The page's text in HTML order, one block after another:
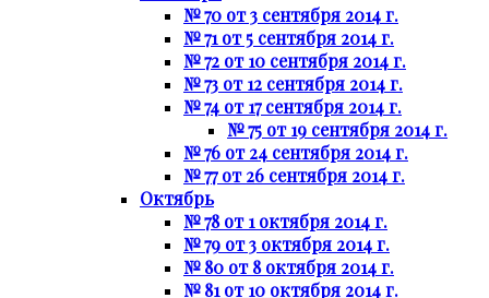
№ 70 от 3 сентября 2014 г.
№ 71 от 5 сентября 2014 г.
№ 72 от 10 сентября 2014 г.
№ 73 от 12 сентября 2014 г.
№ 74 от 17 сентября 2014 г.
№ 75 от 19 сентября 2014 г.
№ 76 от 24 сентября 2014 г.
№ 77 от 26 сентября 2014 г.
Октябрь
№ 78 от 1 октября 2014 г.
№ 79 от 3 октября 2014 г.
№ 80 от 8 октября 2014 г.
№ 81 от 10 октября 2014 г.